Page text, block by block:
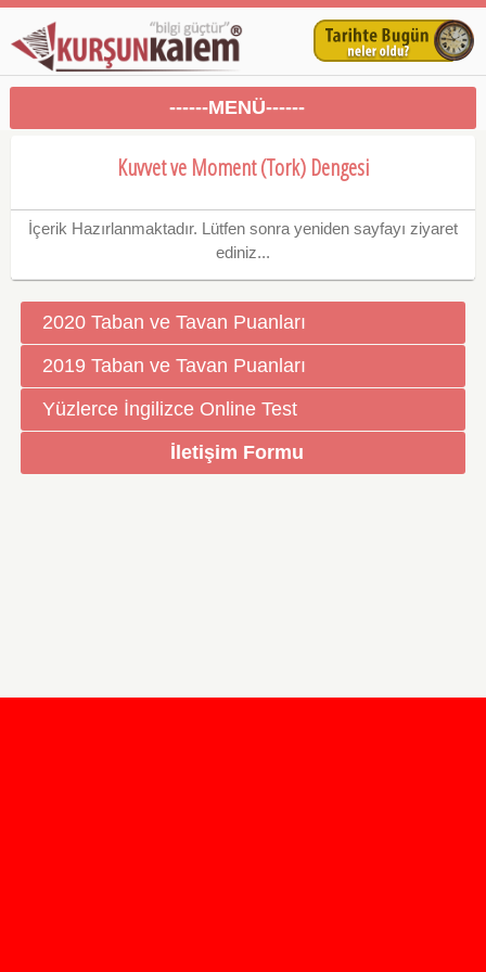
------MENÜ------
Kuvvet ve Moment (Tork) Dengesi
İçerik Hazırlanmaktadır. Lütfen sonra yeniden sayfayı ziyaret
ediniz...
2020 Taban ve Tavan Puanları
2019 Taban ve Tavan Puanları
Yüzlerce İngilizce Online Test
İletişim Formu